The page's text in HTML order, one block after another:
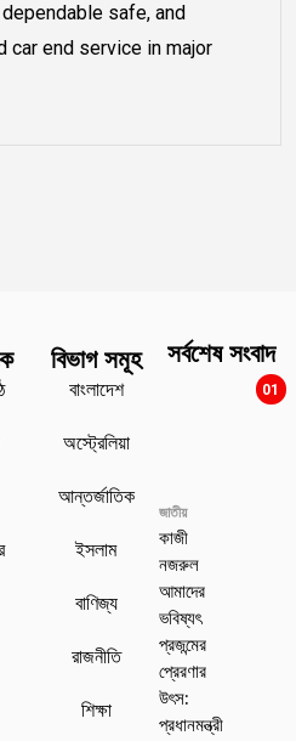
safe, and
end service in major
বিভাগ সমূহ
বাংলাদেশ
অস্ট্রেলিয়া
আন্তর্জাতিক
ইসলাম
বাণিজ্য
রাজনীতি
শিক্ষা
সর্বশেষ সংবাদ
01
জাতীয়
কাজী
নজরুল
আমাদের
ভবিষ্যৎ
প্রজন্মের
প্রেরণার
উৎস:
প্রধানমন্ত্রী